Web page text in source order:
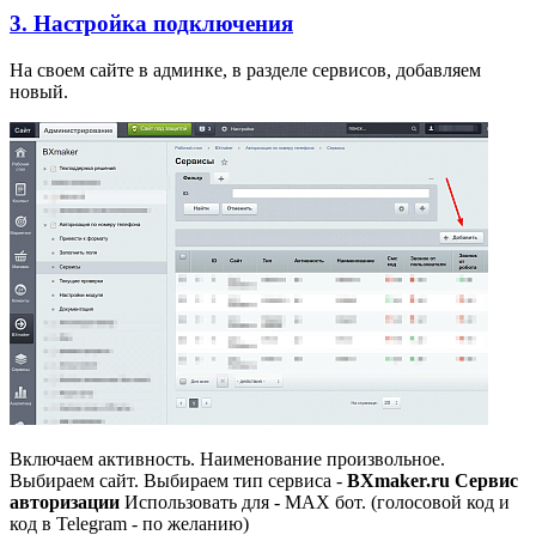
3. Настройка подключения
На своем сайте в админке, в разделе сервисов, добавляем
новый.
Включаем активность. Наименование произвольное.
Выбираем сайт. Выбираем тип сервиса - BXmaker.ru Сервис
авторизации Использовать для - MAX бот. (голосовой код и
код в Telegram - по желанию)